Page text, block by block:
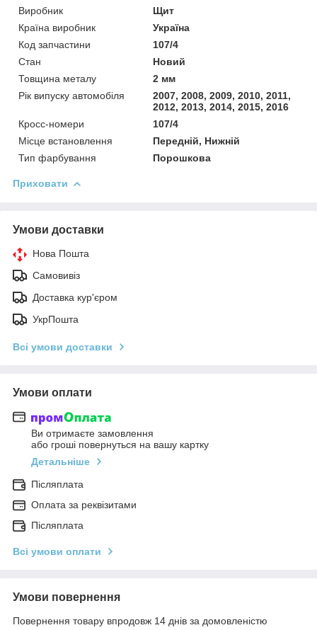
Виробник
Щит
Країна виробник
Україна
Код запчастини
107/4
Стан
Новий
Товщина металу
2 мм
Рік випуску автомобіля
2007, 2008, 2009, 2010, 2011,
2012, 2013, 2014, 2015, 2016
Кросс-номери
107/4
Місце встановлення
Передній, Нижній
Тип фарбування
Порошкова
Приховати
Умови доставки
Нова Пошта
Самовивіз
Доставка кур'єром
УкрПошта
Всі умови доставки
Умови оплати
Ви отримаєте замовлення
або гроші повернуться на вашу картку
Детальніше
Післяплата
Оплата за реквізитами
Післяплата
Всі умови оплати
Умови повернення
Повернення товару впродовж 14 днів за домовленістю